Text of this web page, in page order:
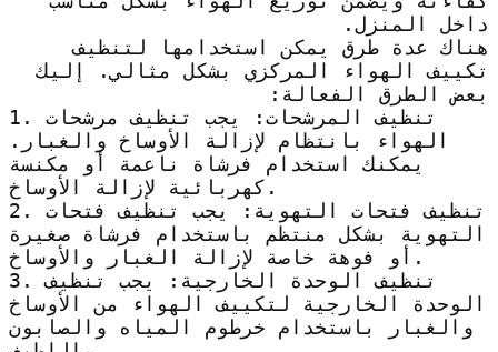
داخل المنزل.
هناك عدة طرق يمكن استخدامها لتنظيف
تكييف الهواء المركزي بشكل مثالي. إليك
بعض الطرق الفعالة:
1. تنظيف المرشحات: يجب تنظيف مرشحات
الهواء بانتظام لإزالة الأوساخ والغبار.
يمكنك استخدام فرشاة ناعمة أو مكنسة
كهربائية لإزالة الأوساخ.
2. تنظيف فتحات التهوية: يجب تنظيف فتحات
التهوية بشكل منتظم باستخدام فرشاة صغيرة
أو فوهة خاصة لإزالة الغبار والأوساخ.
3. تنظيف الوحدة الخارجية: يجب تنظيف
الوحدة الخارجية لتكييف الهواء من الأوساخ
والغبار باستخدام خرطوم المياه والصابون